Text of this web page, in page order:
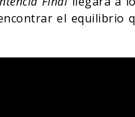
el equilibrio